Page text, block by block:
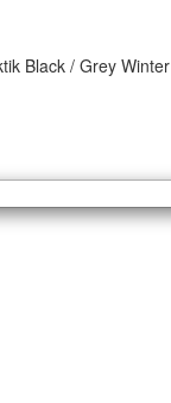
Black / Grey Winter